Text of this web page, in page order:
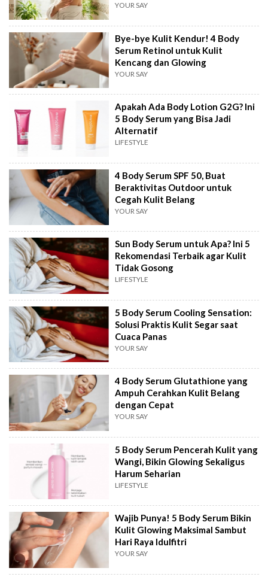
YOUR SAY
Bye-bye Kulit Kendur! 4 Body
Serum Retinol untuk Kulit
Kencang dan Glowing
YOUR SAY
Apakah Ada Body Lotion G2G? Ini
5 Body Serum yang Bisa Jadi
Alternatif
LIFESTYLE
4 Body Serum SPF 50, Buat
Beraktivitas Outdoor untuk
Cegah Kulit Belang
YOUR SAY
Sun Body Serum untuk Apa? Ini 5
Rekomendasi Terbaik agar Kulit
Tidak Gosong
LIFESTYLE
5 Body Serum Cooling Sensation:
Solusi Praktis Kulit Segar saat
Cuaca Panas
YOUR SAY
4 Body Serum Glutathione yang
Ampuh Cerahkan Kulit Belang
dengan Cepat
YOUR SAY
5 Body Serum Pencerah Kulit yang
Wangi, Bikin Glowing Sekaligus
Harum Seharian
LIFESTYLE
Wajib Punya! 5 Body Serum Bikin
Kulit Glowing Maksimal Sambut
Hari Raya Idulfitri
YOUR SAY